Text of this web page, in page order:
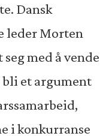
Dansk
leder Morten
med å vende
et argument
i konkurranse